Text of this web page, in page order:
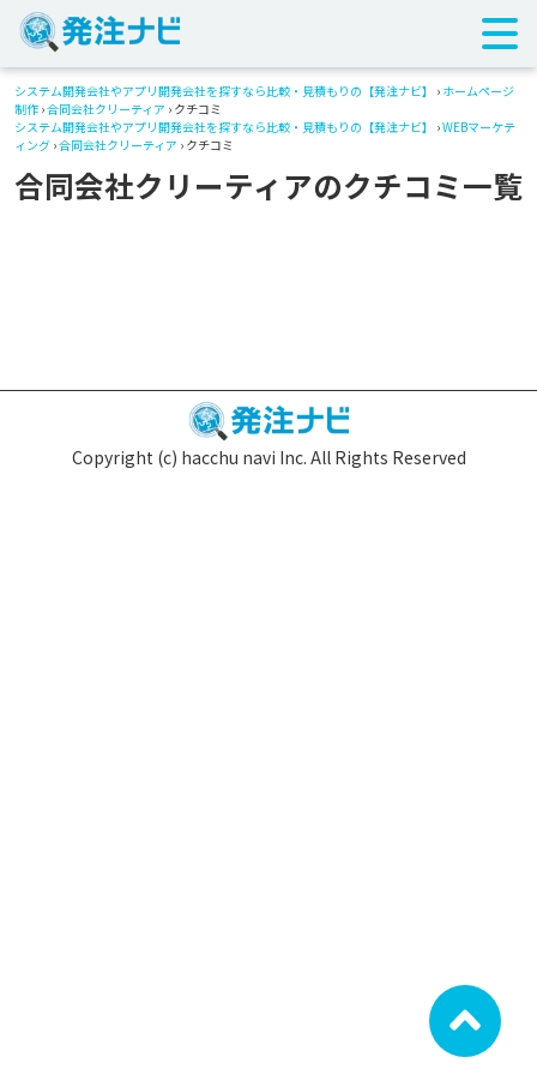
システム開発会社やアプリ開発会社を探すなら比較・見積もりの【発注ナビ】 › ホームページ
制作 ›合同会社クリーティア › クチコミ
システム開発会社やアプリ開発会社を探すなら比較・見積もりの【発注ナビ】
›WEBマーケテ
ィング ›合同会社クリーティア › クチコミ
合同会社クリーティアのクチコミ一覧
Copyright (c) hacchu navi Inc. All Rights Reserved